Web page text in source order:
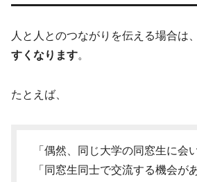
人と人とのつながりを伝える場合は、
すくなります。
たとえば、
「偶然、同じ大学の同窓生に会
「同窓生同士で交流する機会が